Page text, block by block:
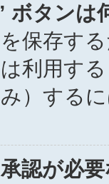
ボタンは
保存す
利用す
）する
認が必